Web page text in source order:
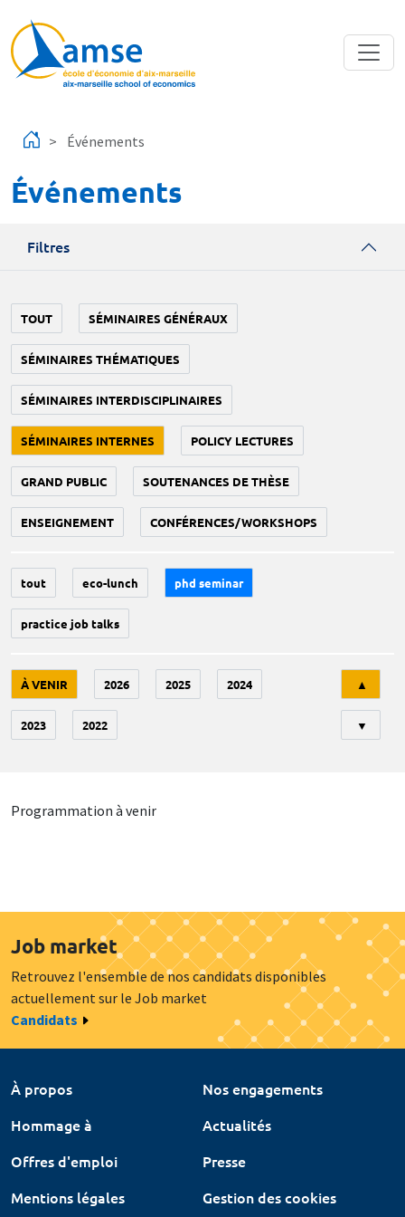
Événements
Événements
Filtres
TOUT SÉMINAIRES GÉNÉRAUX
SÉMINAIRES THÉMATIQUES
SÉMINAIRES INTERDISCIPLINAIRES
SÉMINAIRES INTERNES POLICY LECTURES
GRAND PUBLIC SOUTENANCES DE THÈSE
ENSEIGNEMENT CONFÉRENCES/WORKSHOPS
tout eco-lunch phd seminar
practice job talks
À VENIR 2026 2025 2024
2023 2022
▲
▼
Programmation à venir
Job market
Retrouvez l'ensemble de nos candidats disponibles
actuellement sur le Job market
Candidats
À propos
Nos engagements
Hommage à
Actualités
Offres d'emploi
Presse
Mentions légales
Gestion des cookies